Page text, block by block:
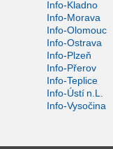
Info-Kladno
Info-Morava
Info-Olomouc
Info-Ostrava
Info-Plzeň
Info-Přerov
Info-Teplice
Info-Ústí n.L.
Info-Vysočina